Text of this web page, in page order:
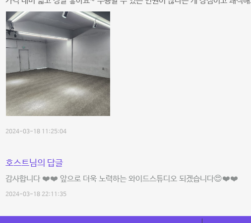
2024-03-18 11:25:04
호스트님의 답글
감사합니다 ❤️❤️ 앞으로 더욱 노력하는 와이드스튜디오 되겠습니다😍❤️❤️
2024-03-18 22:11:35